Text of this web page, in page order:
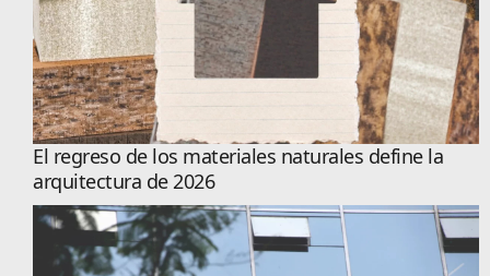
El regreso de los materiales naturales define la
arquitectura de 2026